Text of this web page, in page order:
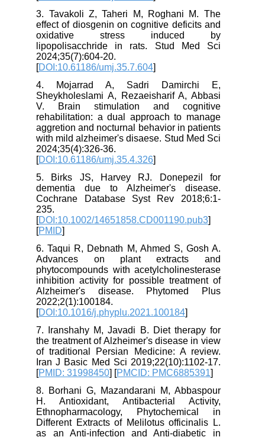
3. Tavakoli Z, Taheri M, Roghani M. The
effect of diosgenin on cognitive deficits and
oxidative stress induced by
lipopolisacchride in rats. Stud Med Sci
2024;35(7):604-20.
[DOI:10.61186/umj.35.7.604
4. Mojarrad A, Sadri Damirchi E,
Sheykholeslami A, Rezaeisharif A, Abbasi
V. Brain stimulation and cognitive
rehabilitation: a dual approach to manage
aggretion and nocturnal behavior in patients
with mild alzheimer's disaese. Stud Med Sci
2024;35(4):326-36.
[DOI:10.61186/umj.35.4.326
5. Birks JS, Harvey RJ. Donepezil for
dementia due to Alzheimer's disease.
Cochrane Database Syst Rev 2018;6:1-
235.
[DOI:10.1002/14651858.CD001190.pub3
[PMID
6. Taqui R, Debnath M, Ahmed S, Gosh A.
Advances on plant extracts and
phytocompounds with acetylcholinesterase
inhibition activity for possible treatment of
Alzheimer's disease. Phytomed Plus
2022;2(1):100184.
[DOI:10.1016/j.phyplu.2021.100184
7. Iranshahy M, Javadi B. Diet therapy for
the treatment of Alzheimer's disease in view
of traditional Persian Medicine: A review.
Iran J Basic Med Sci 2019;22(10):1102-17.
[PMID: 31998450] [PMCID: PMC6885391
8. Borhani G, Mazandarani M, Abbaspour
H. Antioxidant, Antibacterial Activity,
Ethnopharmacology, Phytochemical in
Different Extracts of Melilotus officinalis L.
as an Anti-infection and Anti-diabetic in